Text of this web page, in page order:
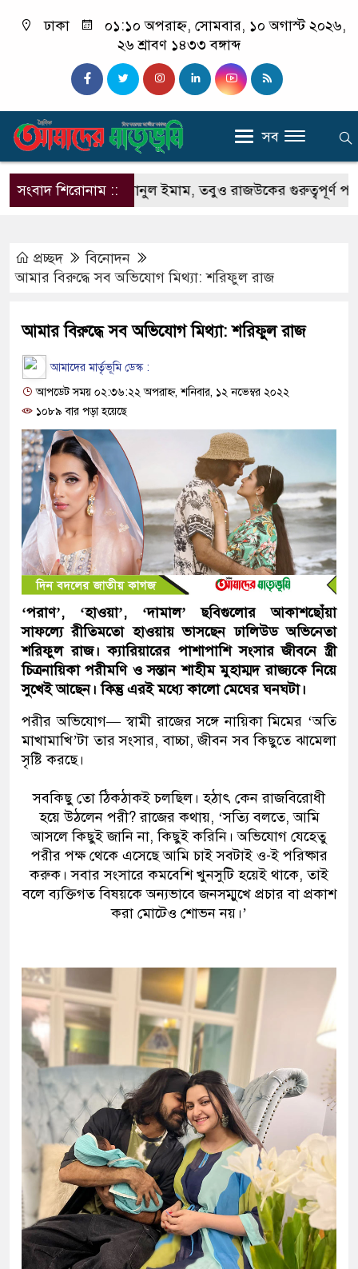
ঢাকা
০১:১০ অপরাহ্ন, সোমবার, ১০ অগাস্ট ২০২৬,
২৬ শ্রাবণ ১৪৩৩ বঙ্গাব্দ
সব
সংবাদ শিরোনাম ::
আসামি এহসানুল ইমাম, তবুও রাজউকের গুরুত্বপূর্ণ পদে বহাল
প্রচ্ছদ
বিনোদন
আমার বিরুদ্ধে সব অভিযোগ মিথ্যা: শরিফুল রাজ
আমার বিরুদ্ধে সব অভিযোগ মিথ্যা: শরিফুল রাজ
আমাদের মার্তৃভূমি ডেস্ক :
আপডেট সময় ০২:৩৬:২২ অপরাহ্ন, শনিবার, ১২ নভেম্বর ২০২২
১০৮৯ বার পড়া হয়েছে
‘পরাণ’, ‘হাওয়া’, ‘দামাল’ ছবিগুলোর আকাশছোঁয়া
সাফল্যে রীতিমতো হাওয়ায় ভাসছেন ঢালিউড অভিনেতা
শরিফুল রাজ। ক্যারিয়ারের পাশাপাশি সংসার জীবনে স্ত্রী
চিত্রনায়িকা পরীমণি ও সন্তান শাহীম মুহাম্মদ রাজ্যকে নিয়ে
সুখেই আছেন। কিন্তু এরই মধ্যে কালো মেঘের ঘনঘটা।
পরীর অভিযোগ— স্বামী রাজের সঙ্গে নায়িকা মিমের ‘অতি
মাখামাখি’টা তার সংসার, বাচ্চা, জীবন সব কিছুতে ঝামেলা
সৃষ্টি করছে।
সবকিছু তো ঠিকঠাকই চলছিল। হঠাৎ কেন রাজবিরোধী
হয়ে উঠলেন পরী? রাজের কথায়, ‘সত্যি বলতে, আমি
আসলে কিছুই জানি না, কিছুই করিনি। অভিযোগ যেহেতু
পরীর পক্ষ থেকে এসেছে আমি চাই সবটাই ও-ই পরিষ্কার
করুক। সবার সংসারে কমবেশি খুনসুটি হয়েই থাকে, তাই
বলে ব্যক্তিগত বিষয়কে অন্যভাবে জনসম্মুখে প্রচার বা প্রকাশ
করা মোটেও শোভন নয়।’